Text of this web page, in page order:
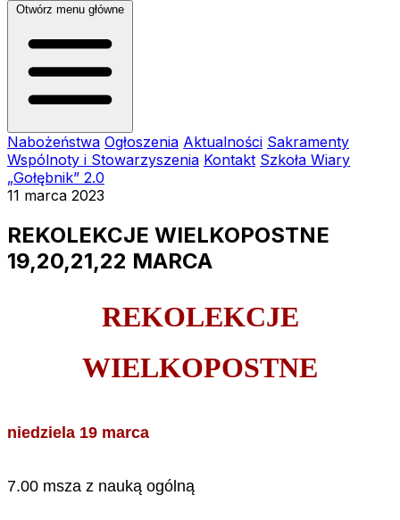
Otwórz menu główne
Nabożeństwa Ogłoszenia Aktualności Sakramenty
Wspólnoty i Stowarzyszenia Kontakt Szkoła Wiary
„Gołębnik” 2.0
11 marca 2023
REKOLEKCJE WIELKOPOSTNE
19,20,21,22 MARCA
REKOLEKCJE
WIELKOPOSTNE
niedziela 19 marca
7.00 msza z nauką ogólną